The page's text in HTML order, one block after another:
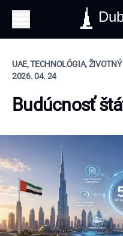
UAE, TECHNOLÓGIA, ŽIVOTNÝ
2026. 04. 24
Budúcnosť